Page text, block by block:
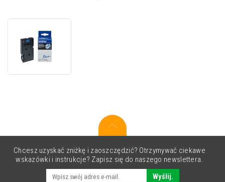
mm
/
niebieskie
tło,
oryginalna
taśma
Chcesz uzyskać zniżkę i zaoszczędzić? Otrzymywać ciekawe
wskazówki i instrukcje? Zapisz się do naszego newslettera.
Wyślij.